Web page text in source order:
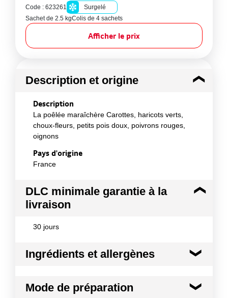
Code : 623261
Surgelé
Sachet de 2.5 kgColis de 4 sachets
Afficher le prix
Description et origine
Description
La poêlée maraîchère Carottes, haricots verts,
choux-fleurs, petits pois doux, poivrons rouges,
oignons
Pays d'origine
France
DLC minimale garantie à la
livraison
30 jours
Ingrédients et allergènes
Carottes 25,6% mini., haricots verts 22,4% mini.,
Mode de préparation